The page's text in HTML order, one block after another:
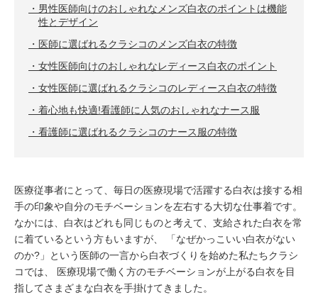
男性医師向けのおしゃれなメンズ白衣のポイントは機能
性とデザイン
医師に選ばれるクラシコのメンズ白衣の特徴
女性医師向けのおしゃれなレディース白衣のポイント
女性医師に選ばれるクラシコのレディース白衣の特徴
着心地も快適!看護師に人気のおしゃれなナース服
看護師に選ばれるクラシコのナース服の特徴
医療従事者にとって、毎日の医療現場で活躍する白衣は接する相
手の印象や自分のモチベーションを左右する大切な仕事着です。
なかには、白衣はどれも同じものと考えて、支給された白衣を常
に着ているという方もいますが、 「なぜかっこいい白衣がない
のか?」という医師の一言から白衣づくりを始めた私たちクラシ
コでは、 医療現場で働く方のモチベーションが上がる白衣を目
指してさまざまな白衣を手掛けてきました。